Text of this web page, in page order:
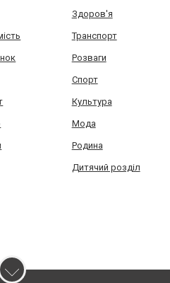
Здоров'я
Транспорт
Розваги
Спорт
Культура
Мода
Родина
Дитячий розділ